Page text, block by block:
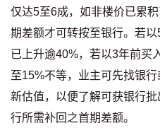
公司动态
按市新闻
统计数据库
按揭快趣智识
仅达5至6成，如非楼价已累
期差额才可转按至银行。若
已上升逾40%，若以3年前买
至15%不等，业主可先找银
新估值，以便了解可获银行
行所需补回之首期差额。